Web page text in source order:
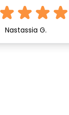
Nastassia G.